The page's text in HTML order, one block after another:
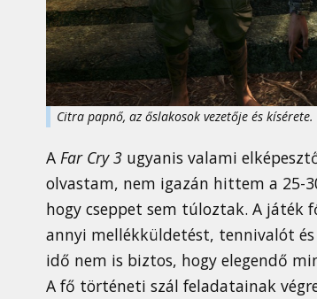
Citra papnő, az őslakosok vezetője és kísérete.
A Far Cry 3 ugyanis valami
olvastam, nem igazán hittem a 25-
hogy cseppet sem túloztak. A játék
annyi mellékküldetést, tennivalót
idő nem is biztos, hogy elegendő
A fő történeti szál feladatainak